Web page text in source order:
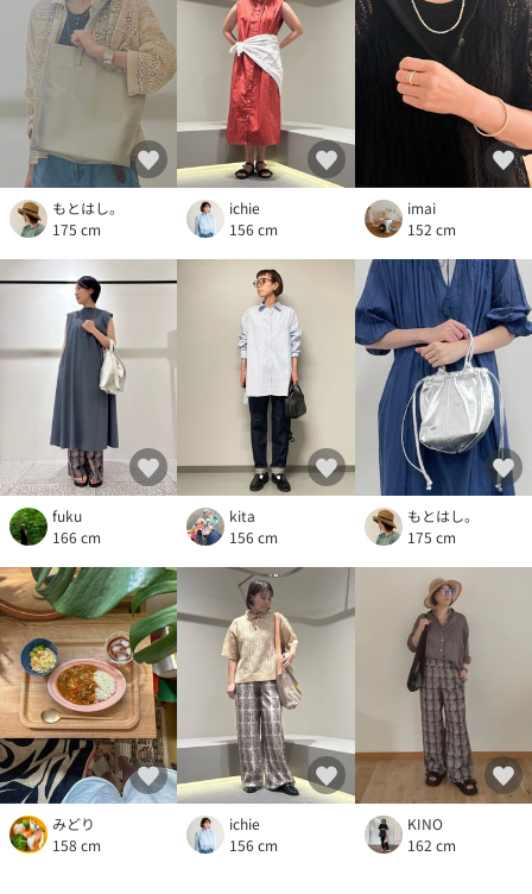
もとはし。
175 cm
ichie
156 cm
imai
152 cm
fuku
166 cm
kita
156 cm
もとはし。
175 cm
みどり
158 cm
ichie
156 cm
KINO
162 cm